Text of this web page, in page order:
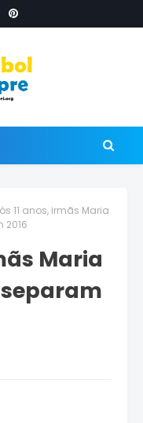
11 anos, irmãs Maria
2016
Maria